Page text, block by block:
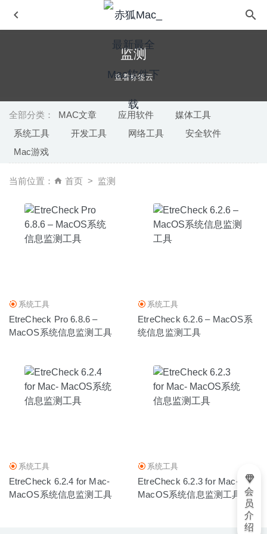
监测
查看标签云
全部分类： MAC文章 应用软件
媒体工具
系统工具
开发工具 网络工具
安全软件
Mac游戏
当前位置： 首页 监测
系统工具
EtreCheck Pro 6.8.6 –
MacOS系统信息监测工具
系统工具
EtreCheck 6.2.6 – MacOS系
统信息监测工具
系统工具
EtreCheck 6.2.4 for Mac-
MacOS系统信息监测工具
系统工具
EtreCheck 6.2.3 for Mac-
MacOS系统信息监测工具
会
员
介
绍
Sidify Apple Music Converter 1.5.2 – 优秀的iTunes音频格
式转换工具 2020-04-09
PDF编辑工具 2020-06-06
Doxillion Plus 11.27 – 全面的多格式文档文件转换器 2025-
07-16